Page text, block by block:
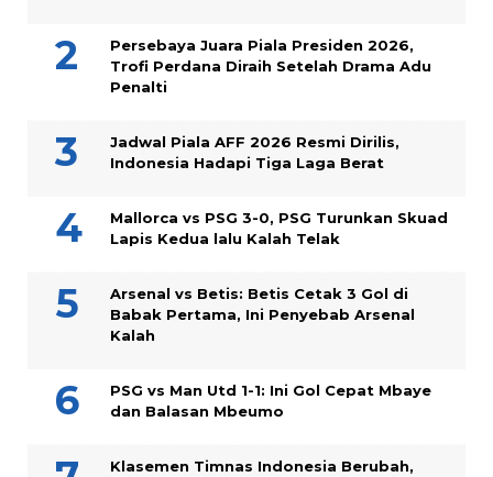
Persebaya Juara Piala Presiden 2026,
Trofi Perdana Diraih Setelah Drama Adu
Penalti
Jadwal Piala AFF 2026 Resmi Dirilis,
Indonesia Hadapi Tiga Laga Berat
Mallorca vs PSG 3-0, PSG Turunkan Skuad
Lapis Kedua lalu Kalah Telak
Arsenal vs Betis: Betis Cetak 3 Gol di
Babak Pertama, Ini Penyebab Arsenal
Kalah
PSG vs Man Utd 1-1: Ini Gol Cepat Mbaye
dan Balasan Mbeumo
Klasemen Timnas Indonesia Berubah,